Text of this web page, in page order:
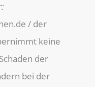
/ der
keine
der
bei der